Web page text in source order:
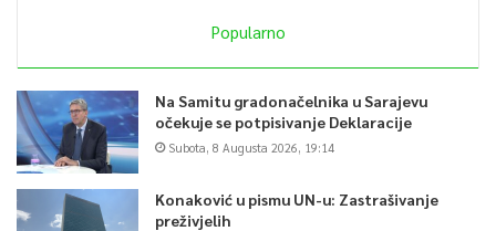
Popularno
Na Samitu gradonačelnika u Sarajevu
očekuje se potpisivanje Deklaracije
Subota, 8 Augusta 2026, 19:14
Konaković u pismu UN-u: Zastrašivanje
preživjelih